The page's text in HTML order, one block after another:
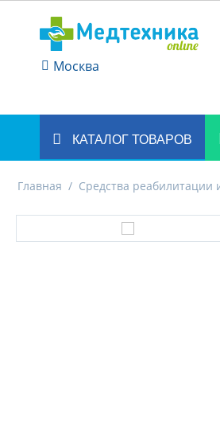
Москва
КАТАЛОГ ТОВАРОВ
Главная / Средства реабилитации